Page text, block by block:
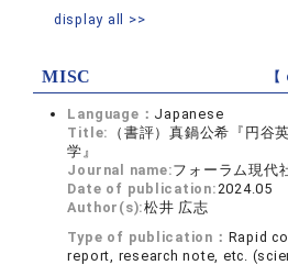
display all >>
MISC
Language： Japanese
Title:
（書評）真鍋公希『円谷
学』
Journal name:フォーラム現代
Date of publication:2024.05
Author(s):松井 広志
Type of publication： Rapid
report, research note, etc.